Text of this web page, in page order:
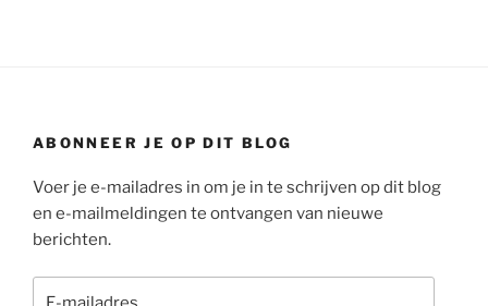
ABONNEER JE OP DIT BLOG
Voer je e-mailadres in om je in te schrijven op dit blog
en e-mailmeldingen te ontvangen van nieuwe
berichten.